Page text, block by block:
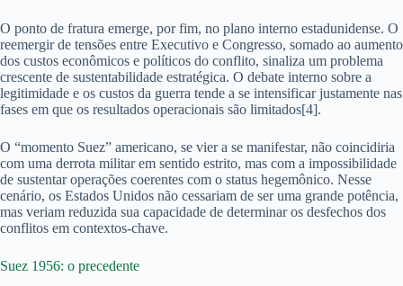
O ponto de fratura emerge, por fim, no plano interno estadunidense. O
reemergir de tensões entre Executivo e Congresso, somado ao aumento
dos custos econômicos e políticos do conflito, sinaliza um problema
crescente de sustentabilidade estratégica. O debate interno sobre a
legitimidade e os custos da guerra tende a se intensificar justamente nas
fases em que os resultados operacionais são limitados[4].
O “momento Suez” americano, se vier a se manifestar, não coincidiria
com uma derrota militar em sentido estrito, mas com a impossibilidade
de sustentar operações coerentes com o status hegemônico. Nesse
cenário, os Estados Unidos não cessariam de ser uma grande potência,
mas veriam reduzida sua capacidade de determinar os desfechos dos
conflitos em contextos-chave.
Suez 1956: o precedente